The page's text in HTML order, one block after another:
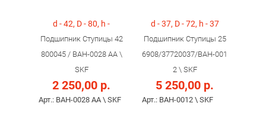
d - 42, D - 80, h -
Подшипник Ступицы 42
800045 / BAH-0028 AA \
SKF
2 250,00 р.
Арт.: BAH-0028 AA \ SKF
d - 37, D - 72, h - 37
Подшипник Ступицы 25
6908/37720037/BAH-001
2 \ SKF
5 250,00 р.
Арт.: BAH-0012 \ SKF